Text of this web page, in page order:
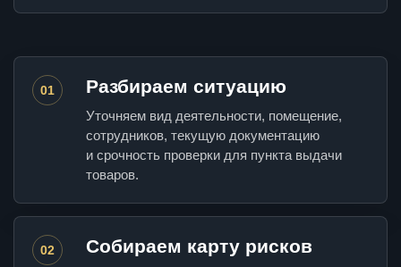
01 Разбираем ситуацию
Уточняем вид деятельности, помещение,
сотрудников, текущую документацию
и срочность проверки для пункта выдачи
товаров.
02 Собираем карту рисков